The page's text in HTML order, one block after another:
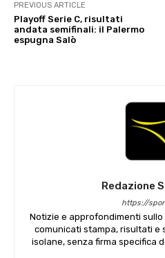
PREVIOUS ARTICLE
Playoff Serie C, risultati
andata semifinali: il Palermo
espugna Salò
Redazione
https://
Notizie e approfondimenti sullo
comunicati stampa, risultati e
isolane, senza firma specifica